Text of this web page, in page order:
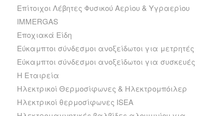
Επίτοιχοι Λέβητες Φυσικού Αερίου & Υγραερίου
IMMERGAS
Εποχιακά Είδη
Εύκαμπτοι σύνδεσμοι ανοξείδωτοι για μετρητές
Εύκαμπτοι σύνδεσμοι ανοξείδωτοι για συσκευές
Η Εταιρεία
Ηλεκτρικοί Θερμοσίφωνες & Ηλεκτρομπόιλερ
Ηλεκτρικοί θερμοσίφωνες ISEA